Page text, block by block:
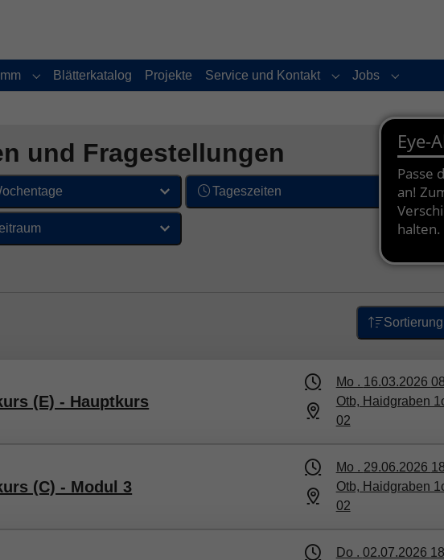
Submenu for "Programm"
Blätterkatalog Projekte Service und Kontakt
Submenu for
Jobs
und Fragestellungen
Tageszeiten
Sortierung
(E) - Hauptkurs
Mo . 16.03.2026
Otb, Haidgraben
02
(C) - Modul 3
Mo . 29.06.2026
Otb, Haidgraben
02
Do . 02.07.2026